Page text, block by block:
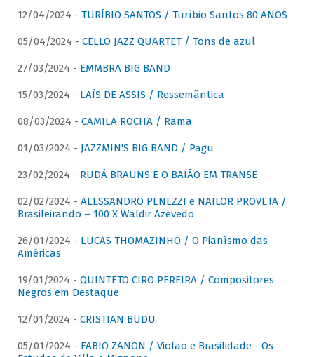
12/04/2024 - TURÍBIO SANTOS / Turíbio Santos 80 ANOS
05/04/2024 - CELLO JAZZ QUARTET / Tons de azul
27/03/2024 - EMMBRA BIG BAND
15/03/2024 - LAÍS DE ASSIS / Ressemântica
08/03/2024 - CAMILA ROCHA / Rama
01/03/2024 - JAZZMIN'S BIG BAND / Pagu
23/02/2024 - RUDÁ BRAUNS E O BAIÃO EM TRANSE
02/02/2024 - ALESSANDRO PENEZZI e NAILOR PROVETA /
Brasileirando – 100 X Waldir Azevedo
26/01/2024 - LUCAS THOMAZINHO / O Pianísmo das
Américas
19/01/2024 - QUINTETO CIRO PEREIRA / Compositores
Negros em Destaque
12/01/2024 - CRISTIAN BUDU
05/01/2024 - FABIO ZANON / Violão e Brasilidade - Os